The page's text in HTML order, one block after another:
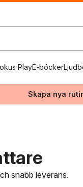
PlayE-böcker
Skapa nya
snabb leverans.